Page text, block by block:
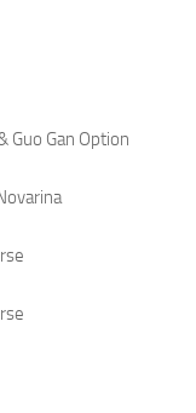
Guo Gan Option